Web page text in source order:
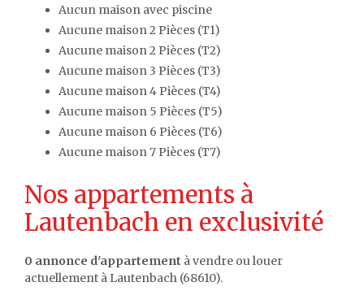
Aucun maison avec piscine
Aucune maison 2 Pièces (T1)
Aucune maison 2 Pièces (T2)
Aucune maison 3 Pièces (T3)
Aucune maison 4 Pièces (T4)
Aucune maison 5 Pièces (T5)
Aucune maison 6 Pièces (T6)
Aucune maison 7 Pièces (T7)
Nos appartements à
Lautenbach en exclusivité
0 annonce d'appartement à vendre ou louer
actuellement à Lautenbach (68610).